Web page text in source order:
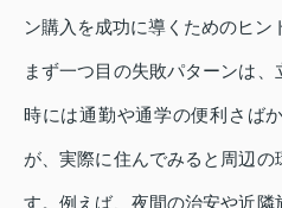
ン購入を成功に導くためのヒン
まず一つ目の失敗パターンは
時には通勤や通学の便利さば
が、実際に住んでみると周辺の
す。例えば、夜間の治安や近